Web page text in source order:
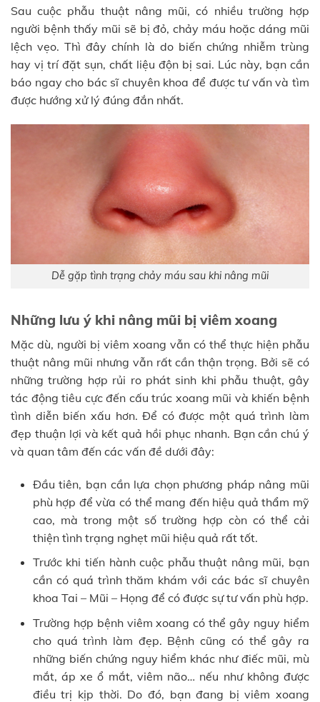
Sau cuộc phẫu thuật nâng mũi, có nhiều trường hợp
người bệnh thấy mũi sẽ bị đỏ, chảy máu hoặc dáng mũi
lệch vẹo. Thì đây chính là do biến chứng nhiễm trùng
hay vị trí đặt sụn, chất liệu độn bị sai. Lúc này, bạn cần
báo ngay cho bác sĩ chuyên khoa để được tư vấn và tìm
được hướng xử lý đúng đắn nhất.
Dễ gặp tình trạng chảy máu sau khi nâng mũi
Những lưu ý khi nâng mũi bị viêm xoang
Mặc dù, người bị viêm xoang vẫn có thể thực hiện phẫu
thuật nâng mũi nhưng vẫn rất cần thận trọng. Bởi sẽ có
những trường hợp rủi ro phát sinh khi phẫu thuật, gây
tác động tiêu cực đến cấu trúc xoang mũi và khiến bệnh
tình diễn biến xấu hơn. Để có được một quá trình làm
đẹp thuận lợi và kết quả hồi phục nhanh. Bạn cần chú ý
và quan tâm đến các vấn đề dưới đây:
Đầu tiên, bạn cần lựa chọn phương pháp nâng mũi
phù hợp để vừa có thể mang đến hiệu quả thẩm mỹ
cao, mà trong một số trường hợp còn có thể cải
thiện tình trạng nghẹt mũi hiệu quả rất tốt.
Trước khi tiến hành cuộc phẫu thuật nâng mũi, bạn
cần có quá trình thăm khám với các bác sĩ chuyên
khoa Tai – Mũi – Họng để có được sự tư vấn phù hợp.
Trường hợp bệnh viêm xoang có thể gây nguy hiểm
cho quá trình làm đẹp. Bệnh cũng có thể gây ra
những biến chứng nguy hiểm khác như điếc mũi, mù
mắt, áp xe ổ mắt, viêm não… nếu như không được
điều trị kịp thời. Do đó, bạn đang bị viêm xoang